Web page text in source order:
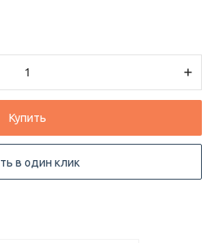
Купить
в один клик